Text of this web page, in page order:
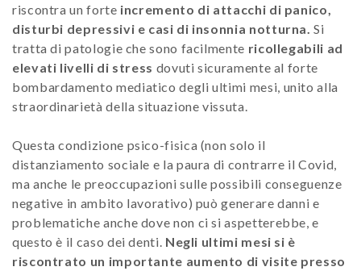
riscontra un forte incremento di attacchi di panico,
disturbi depressivi e casi di insonnia notturna.Si
tratta di patologie che sono facilmente ricollegabili ad
elevati livelli di stress dovuti sicuramente al forte
bombardamento mediatico degli ultimi mesi, unito alla
straordinarietà della situazione vissuta.
Questa condizione psico-fisica (non solo il
distanziamento sociale e la paura di contrarre il Covid,
ma anche le preoccupazioni sulle possibili conseguenze
negative in ambito lavorativo) può generare danni e
problematiche anche dove non ci si aspetterebbe, e
questo è il caso dei denti. Negli ultimi mesi si è
riscontrato un importante aumento di visite presso